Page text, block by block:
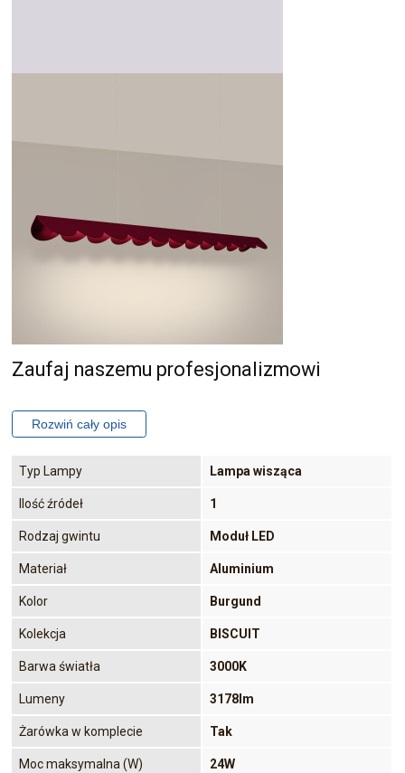
Zaufaj naszemu profesjonalizmowi
Typ Lampy Lampa wisząca
Ilość źródeł 1
Rodzaj gwintu Moduł LED
Materiał Aluminium
Kolor Burgund
Kolekcja BISCUIT
Barwa światła 3000K
Lumeny 3178lm
Żarówka w komplecie Tak
Moc maksymalna (W) 24W